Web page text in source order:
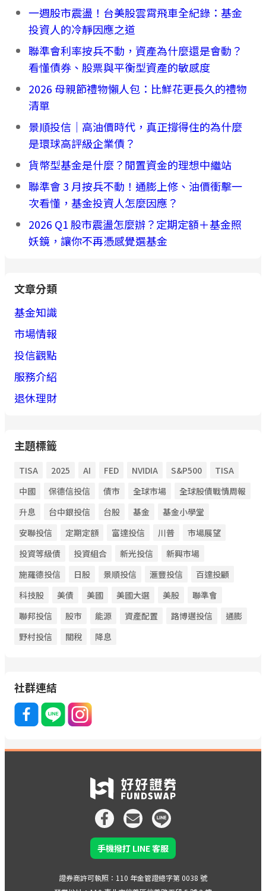
一週股市震盪！台美股雲霄飛車全紀錄：基金
投資人的冷靜因應之道
聯準會利率按兵不動，資產為什麼還是會動？
看懂債券、股票與平衡型資產的敏感度
2026 母親節禮物懶人包：比鮮花更長久的禮物
清單
景順投信｜高油價時代，真正撐得住的為什麼
是環球高評級企業債？
貨幣型基金是什麼？閒置資金的理想中繼站
聯準會 3 月按兵不動！通膨上修、油價衝擊一
次看懂，基金投資人怎麼因應？
2026 Q1 股市震盪怎麼辦？定期定額＋基金照
妖鏡，讓你不再憑感覺選基金
文章分類
基金知識
市場情報
投信觀點
服務介紹
退休理財
主題標籤
TISA 2025 AI FED NVIDIA S&P500
TISA
中國
保德信投信 債市 全球市場
全球股債戰情周報
升息
台中銀投信 台股 基金
基金小學堂
安聯投信
定期定額 富達投信 川普
市場展望
投資等級債
投資組合 新光投信
新興市場
施羅德投信
日股 景順投信 滙豐投信
百達投顧
科技股
美債 美國 美國大選 美股
聯準會
聯邦投信
股市 能源 資產配置 路博邁投信
通膨
野村投信
關稅 降息
社群連結
手機撥打 LINE 客服
證券商許可執照：110 年金管證總字第 0038 號